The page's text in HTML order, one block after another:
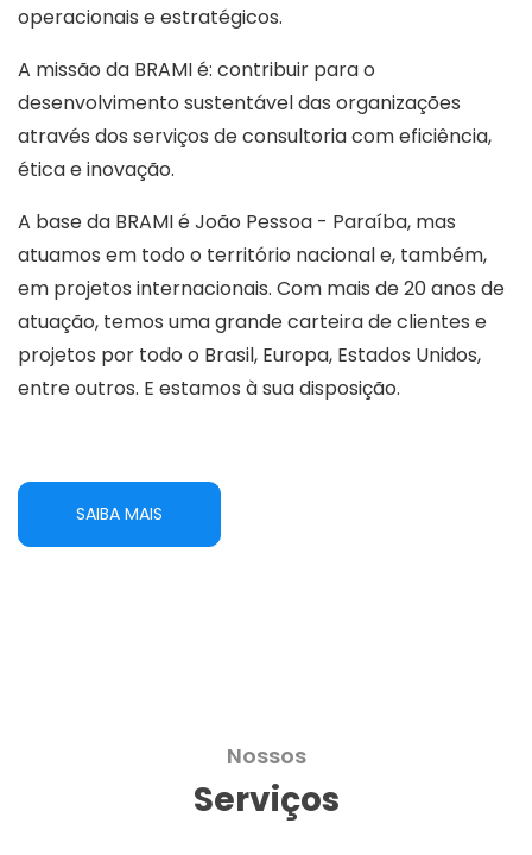
operacionais e estratégicos.
A missão da BRAMI é: contribuir para o
desenvolvimento sustentável das organizações
através dos serviços de consultoria com eficiência,
ética e inovação.
A base da BRAMI é João Pessoa - Paraíba, mas
atuamos em todo o território nacional e, também,
em projetos internacionais. Com mais de 20 anos de
atuação, temos uma grande carteira de clientes e
projetos por todo o Brasil, Europa, Estados Unidos,
entre outros. E estamos à sua disposição.
SAIBA MAIS
Nossos
Serviços